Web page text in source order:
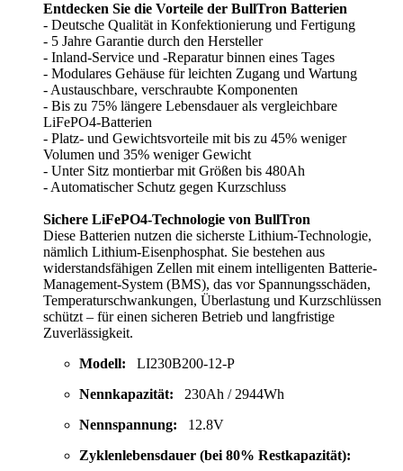
Entdecken Sie die Vorteile der BullTron Batterien
- Deutsche Qualität in Konfektionierung und Fertigung
- 5 Jahre Garantie durch den Hersteller
- Inland-Service und -Reparatur binnen eines Tages
- Modulares Gehäuse für leichten Zugang und Wartung
- Austauschbare, verschraubte Komponenten
- Bis zu 75% längere Lebensdauer als vergleichbare
LiFePO4-Batterien
- Platz- und Gewichtsvorteile mit bis zu 45% weniger
Volumen und 35% weniger Gewicht
- Unter Sitz montierbar mit Größen bis 480Ah
- Automatischer Schutz gegen Kurzschluss
Sichere LiFePO4-Technologie von BullTron
Diese Batterien nutzen die sicherste Lithium-Technologie,
nämlich Lithium-Eisenphosphat. Sie bestehen aus
widerstandsfähigen Zellen mit einem intelligenten Batterie-
Management-System (BMS), das vor Spannungsschäden,
Temperaturschwankungen, Überlastung und Kurzschlüssen
schützt – für einen sicheren Betrieb und langfristige
Zuverlässigkeit.
Modell:
LI230B200-12-P
Nennkapazität:
230Ah / 2944Wh
Nennspannung: 12.8V
Zyklenlebensdauer (bei 80% Restkapazität):